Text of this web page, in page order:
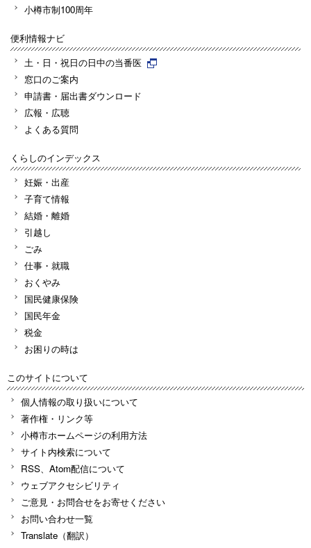
小樽市制100周年
便利情報ナビ
土・日・祝日の日中の当番医
窓口のご案内
申請書・届出書ダウンロード
広報・広聴
よくある質問
くらしのインデックス
妊娠・出産
子育て情報
結婚・離婚
引越し
ごみ
仕事・就職
おくやみ
国民健康保険
国民年金
税金
お困りの時は
このサイトについて
個人情報の取り扱いについて
著作権・リンク等
小樽市ホームページの利用方法
サイト内検索について
RSS、Atom配信について
ウェブアクセシビリティ
ご意見・お問合せをお寄せください
お問い合わせ一覧
Translate（翻訳）